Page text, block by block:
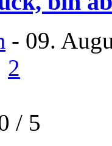
- 09.
2
/ 5